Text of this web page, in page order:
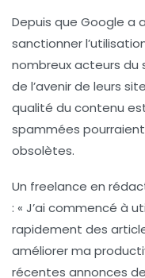
Depuis que Google a
sanctionner
nombreux acteurs du
de l’avenir de leurs
qualité du contenu
spammées
obsolètes.
Un freelance en
: « J’ai commencé à
rapidement des
améliorer ma
récentes annonces